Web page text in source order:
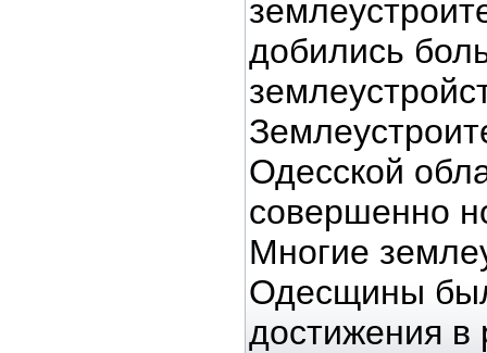
добились
Одесской
совершенно
Многие
Одесщины
достижения в